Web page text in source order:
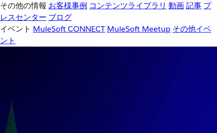
その他の情報 お客様事例 コンテンツライブラリ 動画記事 プ
レスセンター ブログ
イベント MuleSoft CONNECT MuleSoft Meetup その他イベ
ント